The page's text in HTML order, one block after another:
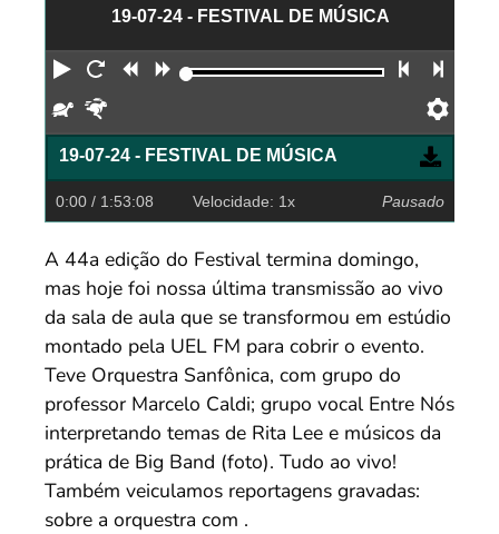
19-07-24 - FESTIVAL DE MÚSICA
Reproduzir
Reiniciar
Retroceder
Avançar Faixa
Devagar
19-07-24 - FESTIVAL DE MÚSICA
0:00 / 1:53:08 Velocidade: 1x Pausado
A 44a edição do Festival termina domingo,
mas hoje foi nossa última transmissão ao vivo
da sala de aula que se transformou em estúdio
montado pela UEL FM para cobrir o evento.
Teve Orquestra Sanfônica, com grupo do
professor Marcelo Caldi; grupo vocal Entre Nós
interpretando temas de Rita Lee e músicos da
prática de Big Band (foto). Tudo ao vivo!
Também veiculamos reportagens gravadas:
sobre a orquestra com .